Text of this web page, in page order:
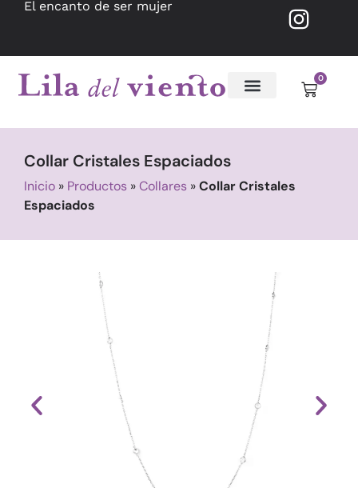
El encanto de ser mujer
0
Collar Cristales Espaciados
Inicio » Productos »Collares »Collar Cristales
Espaciados